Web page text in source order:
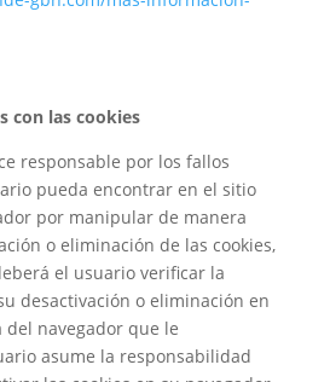
con las cookies
responsable por los fallos
pueda encontrar en el sitio
por manipular de manera
o eliminación de las cookies,
el usuario verificar la
desactivación o eliminación en
del navegador que le
asume la responsabilidad